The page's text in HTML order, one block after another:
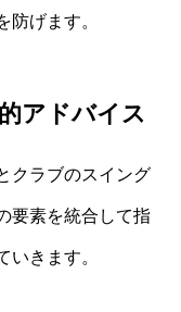
防げます。
アドバイス
クラブのスイング
要素を統合して指
いきます。